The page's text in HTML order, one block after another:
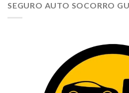
SEGURO AUTO SOCORRO